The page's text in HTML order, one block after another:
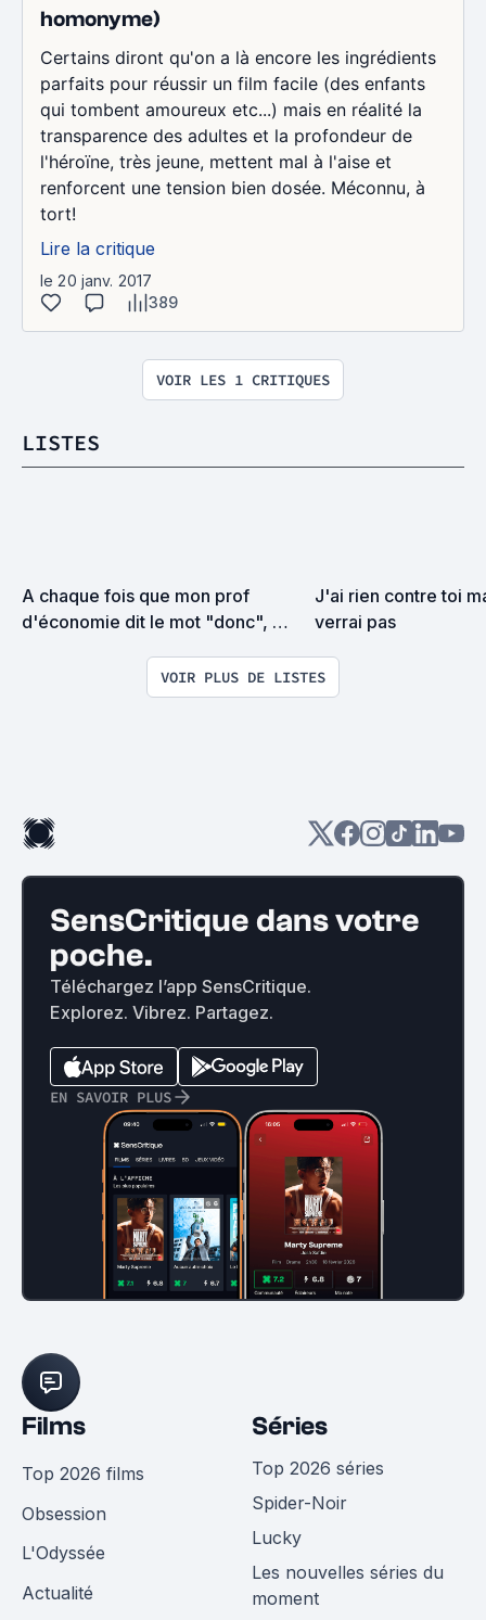
homonyme)
Certains diront qu'on a là encore les ingrédients
parfaits pour réussir un film facile (des enfants
qui tombent amoureux etc...) mais en réalité la
transparence des adultes et la profondeur de
l'héroïne, très jeune, mettent mal à l'aise et
renforcent une tension bien dosée. Méconnu, à
tort!
Lire la critique
le 20 janv. 2017
389
VOIR LES 1 CRITIQUES
LISTES
A chaque fois que mon prof
d'économie dit le mot "donc",
J'ai rien contre toi
verrai pas
VOIR PLUS DE LISTES
SensCritique dans votre
poche.
Téléchargez l’app SensCritique.
Explorez. Vibrez. Partagez.
EN SAVOIR PLUS
Films
Top 2026 films
Obsession
L'Odyssée
Actualité
Séries
Top 2026 séries
Spider-Noir
Lucky
Les nouvelles séries du
moment